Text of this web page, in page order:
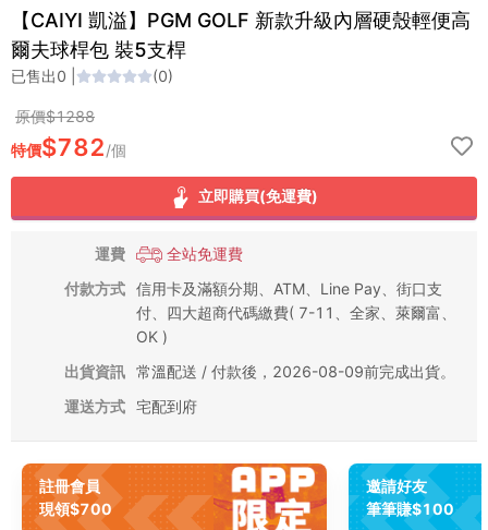
【CAIYI 凱溢】PGM GOLF 新款升級內層硬殼輕便高
爾夫球桿包 裝5支桿
已售出0 (0)
原價$1288
特價$782/個
立即購買(免運費)
運費
全站免運費
付款方式 信用卡及滿額分期、ATM、Line Pay、街口支
付、四大超商代碼繳費( 7-11、全家、萊爾富、
OK )
出貨資訊 常溫配送 / 付款後，2026-08-09前完成出貨。
運送方式 宅配到府
註冊會員
現領$700
邀請好友
筆筆賺$100